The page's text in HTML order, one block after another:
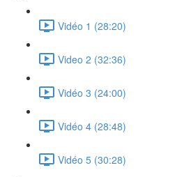
Vidéo 1 (28:20)
Video 2 (32:36)
Vidéo 3 (24:00)
Vidéo 4 (28:48)
Vidéo 5 (30:28)